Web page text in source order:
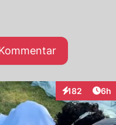
182
Interaktionen
6h